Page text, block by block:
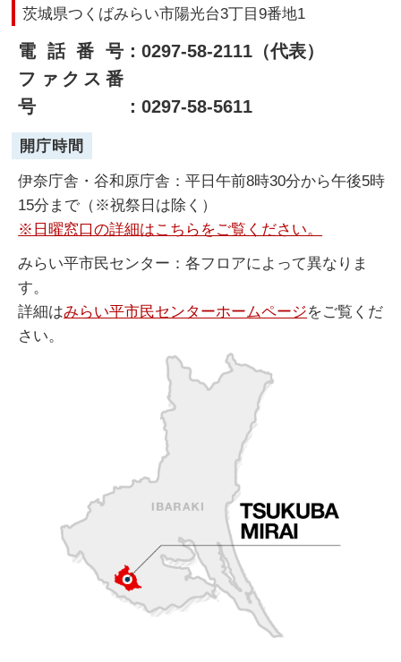
茨城県つくばみらい市陽光台3丁目9番地1
電話番号：0297-58-2111（代表）
ファクス番
号
：0297-58-5611
開庁時間
伊奈庁舎・谷和原庁舎：平日午前8時30分から午後5時
15分まで（※祝祭日は除く）
※日曜窓口の詳細はこちらをご覧ください。
みらい平市民センター：各フロアによって異なりま
す。
詳細はみらい平市民センターホームページをご覧くだ
さい。